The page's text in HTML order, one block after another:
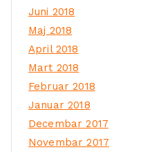
Juni 2018
Maj 2018
April 2018
Mart 2018
Februar 2018
Januar 2018
Decembar 2017
Novembar 2017